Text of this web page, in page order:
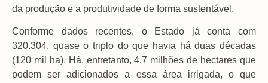
da produção e a produtividade de forma sustentável.
Conforme dados recentes, o Estado já conta com
320.304, quase o triplo do que havia há duas décadas
(120 mil ha). Há, entretanto, 4,7 milhões de hectares que
podem ser adicionados a essa área irrigada, o que